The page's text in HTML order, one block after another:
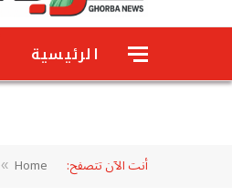
الرئيسية
أنت الآن تتصفح: Home
»